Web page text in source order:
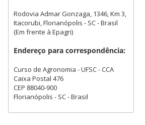
Rodovia Admar Gonzaga, 1346, Km 3,
Itacorubi, Florianópolis - SC - Brasil
(Em frente à Epagri)
Endereço para correspondência:
Curso de Agronomia - UFSC - CCA
Caixa Postal 476
CEP 88040-900
Florianópolis - SC - Brasil